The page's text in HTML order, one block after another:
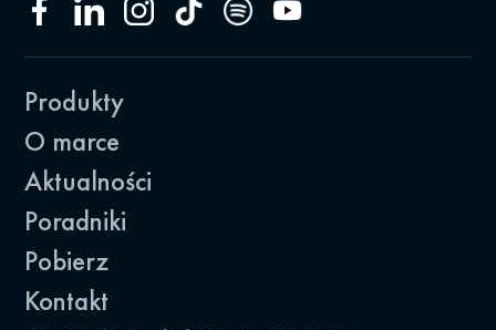
Produkty
O marce
Aktualności
Poradniki
Pobierz
Kontakt